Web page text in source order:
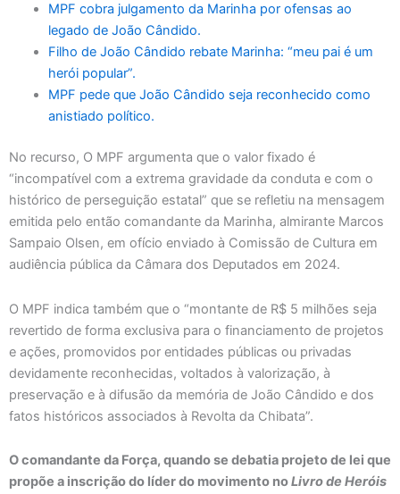
MPF cobra julgamento da Marinha por ofensas ao
legado de João Cândido.
Filho de João Cândido rebate Marinha: “meu pai é um
herói popular”.
MPF pede que João Cândido seja reconhecido como
anistiado político.
No recurso, O MPF argumenta que o valor fixado é
“incompatível com a extrema gravidade da conduta e com o
histórico de perseguição estatal” que se refletiu na mensagem
emitida pelo então comandante da Marinha, almirante Marcos
Sampaio Olsen, em ofício enviado à Comissão de Cultura em
audiência pública da Câmara dos Deputados em 2024.
O MPF indica também que o “montante de R$ 5 milhões seja
revertido de forma exclusiva para o financiamento de projetos
e ações, promovidos por entidades públicas ou privadas
devidamente reconhecidas, voltados à valorização, à
preservação e à difusão da memória de João Cândido e dos
fatos históricos associados à Revolta da Chibata”.
O comandante da Força, quando se debatia projeto de lei que
propõe a inscrição do líder do movimento noLivro de Heróis